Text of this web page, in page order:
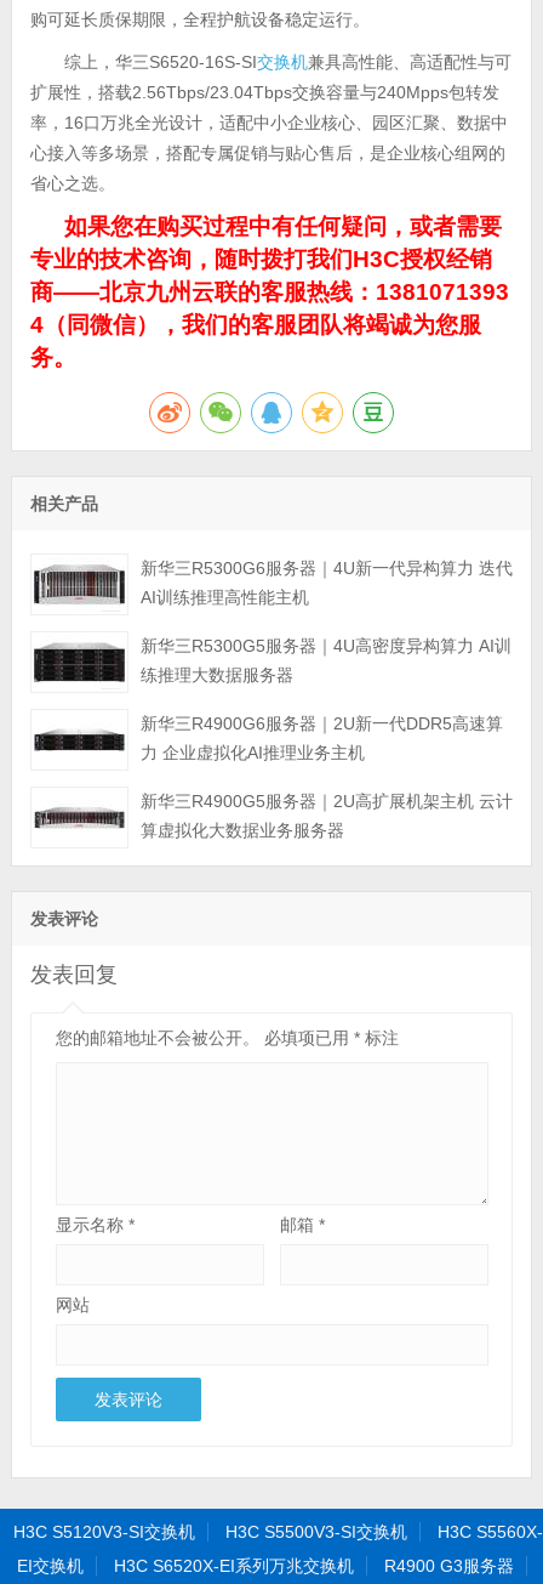
购可延长质保期限，全程护航设备稳定运行。
综上，华三S6520-16S-SI交换机兼具高性能、高适配性与可
扩展性，搭载2.56Tbps/23.04Tbps交换容量与240Mpps包转发
率，16口万兆全光设计，适配中小企业核心、园区汇聚、数据中
心接入等多场景，搭配专属促销与贴心售后，是企业核心组网的
省心之选。
如果您在购买过程中有任何疑问，或者需要
专业的技术咨询，随时拨打我们H3C授权经销
商——北京九州云联的客服热线：1381071393
4（同微信），我们的客服团队将竭诚为您服
务。
相关产品
新华三R5300G6服务器｜4U新一代异构算力 迭代
AI训练推理高性能主机
新华三R5300G5服务器｜4U高密度异构算力 AI训
练推理大数据服务器
新华三R4900G6服务器｜2U新一代DDR5高速算
力 企业虚拟化AI推理业务主机
新华三R4900G5服务器｜2U高扩展机架主机 云计
算虚拟化大数据业务服务器
发表评论
发表回复
您的邮箱地址不会被公开。 必填项已用 *标注
显示名称 * 邮箱*
网站
H3C S5120V3-SI交换机 H3C S5500V3-SI交换机
H3C S5560X-
EI交换机
H3C S6520X-EI系列万兆交换机 R4900 G3服务器